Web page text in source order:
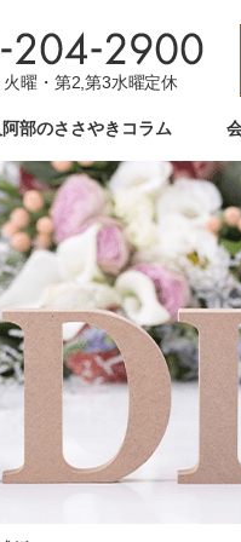
曜・第2,第3水曜定休
部のささやきコラム